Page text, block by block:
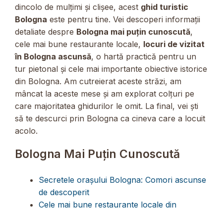
dincolo de mulțimi și clișee, acest ghid turistic
Bologna este pentru tine. Vei descoperi informații
detaliate despre Bologna mai puțin cunoscută,
cele mai bune restaurante locale, locuri de vizitat
în Bologna ascunsă, o hartă practică pentru un
tur pietonal și cele mai importante obiective istorice
din Bologna. Am cutreierat aceste străzi, am
mâncat la aceste mese și am explorat colțuri pe
care majoritatea ghidurilor le omit. La final, vei ști
să te descurci prin Bologna ca cineva care a locuit
acolo.
Bologna Mai Puțin Cunoscută
Secretele orașului Bologna: Comori ascunse
de descoperit
Cele mai bune restaurante locale din